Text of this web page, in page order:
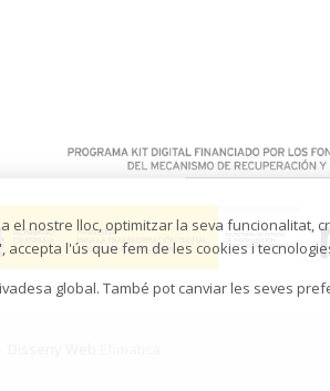
el nostre lloc, optimitzar la seva
l'ús que fem de les cookies i
global. També pot canviar les seves